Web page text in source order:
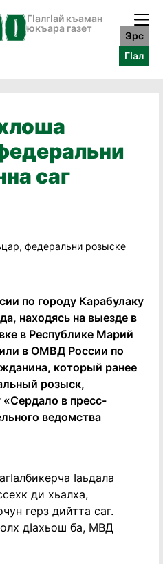
ГӀалгӀай къаман
юкъара газет
Эрс
ГӀал
саг
по городу Карабулаку
находясь на выезде в
в Республике Марий
в ОМВД России по
который ранее
розыск,
в пресс-
ведомства
Iаьдала
ди хьалха,
герз дийтта саг.
дIахьош ба, МВД